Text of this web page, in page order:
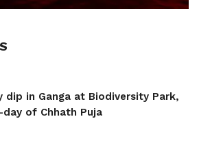
dip in Ganga at Biodiversity Park,
of Chhath Puja